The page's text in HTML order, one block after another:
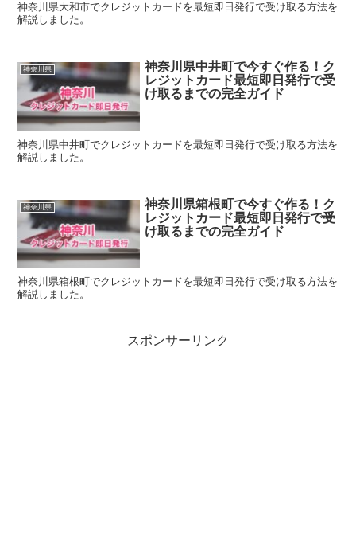
神奈川県大和市でクレジットカードを最短即日発行で受け取る方法を
解説しました。
神奈川県
神奈川県中井町で今すぐ作る！ク
レジットカード最短即日発行で受
け取るまでの完全ガイド
神奈川県中井町でクレジットカードを最短即日発行で受け取る方法を
解説しました。
神奈川県
神奈川県箱根町で今すぐ作る！ク
レジットカード最短即日発行で受
け取るまでの完全ガイド
神奈川県箱根町でクレジットカードを最短即日発行で受け取る方法を
解説しました。
スポンサーリンク